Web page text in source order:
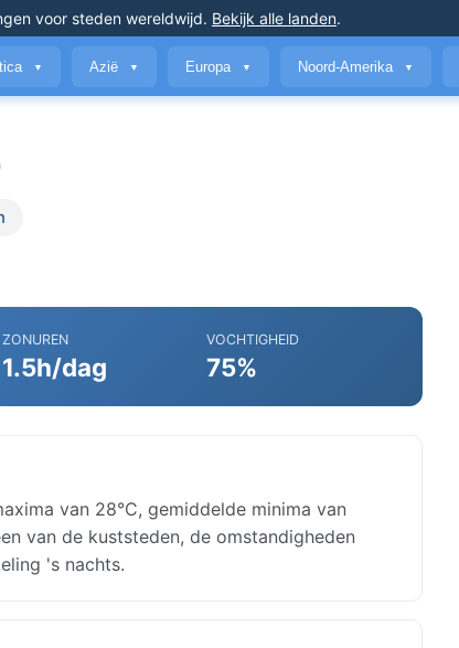
voor steden wereldwijd. Bekijk alle landen.
▼ Azië ▼ Europa ▼ Noord-Amerika ▼
ZONUREN
1.5h/dag
VOCHTIGHEID
75%
van 28°C, gemiddelde minima van
van de kuststeden, de omstandigheden
's nachts.